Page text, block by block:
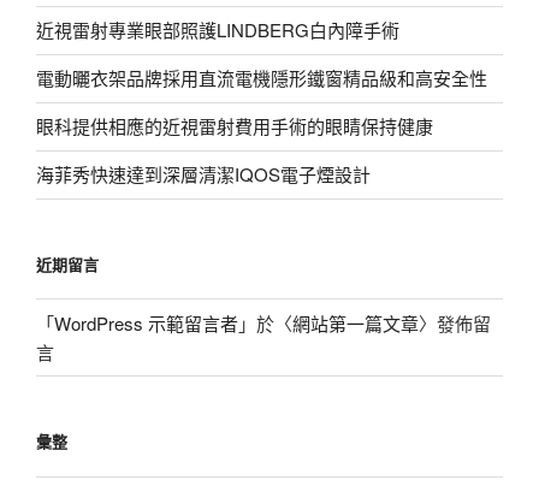
近視雷射專業眼部照護LINDBERG白內障手術
電動曬衣架品牌採用直流電機隱形鐵窗精品級和高安全性
眼科提供相應的近視雷射費用手術的眼睛保持健康
海菲秀快速達到深層清潔IQOS電子煙設計
近期留言
「WordPress 示範留言者」於〈網站第一篇文章〉發佈留
言
彙整